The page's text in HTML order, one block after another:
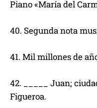
Piano «María del
40. Segunda nota
41. Mil millones de
42. _____ Juan;
Figueroa.